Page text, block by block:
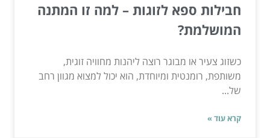
חבילות ספא לזוגות – למה זו המתנה
המושלמת?
כשזוג צעיר או מבוגר רוצה ליהנות מחוויה זוגית,
משותפת, רומנטית ומיוחדת, הוא יכול למצוא מגוון רחב
של...
קרא עוד »